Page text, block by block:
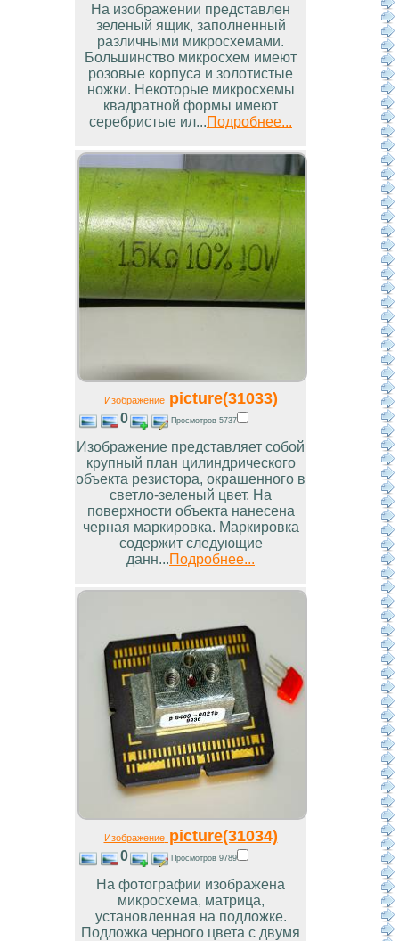
На изображении представлен
зеленый ящик, заполненный
различными микросхемами.
Большинство микросхем имеют
розовые корпуса и золотистые
ножки. Некоторые микросхемы
квадратной формы имеют
серебристые ил...Подробнее...
Изображениеpicture(31033)
0 Просмотров 5737
Изображение представляет собой
крупный план цилиндрического
объекта резистора, окрашенного в
светло-зеленый цвет. На
поверхности объекта нанесена
черная маркировка. Маркировка
содержит следующие
данн...Подробнее...
Изображениеpicture(31034)
0 Просмотров 9789
На фотографии изображена
микросхема, матрица,
установленная на подложке.
Подложка черного цвета с двумя